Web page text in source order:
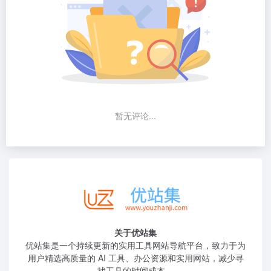
暂无评论...
关于优站集
优站集是一个持续更新的实用工具网站导航平台，致力于为
用户精选高质量的 AI 工具、办公资源和实用网站，减少寻